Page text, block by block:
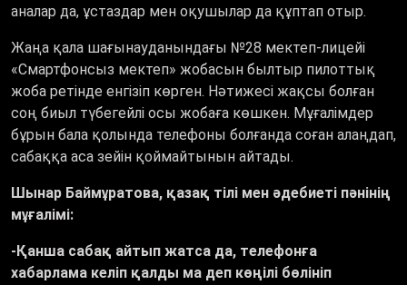
аналар да, ұстаздар мен оқушылар да құптап отыр.
Жаңа қала шағынауданындағы №28 мектеп-лицейі
«Смартфонсыз мектеп» жобасын былтыр пилоттық
жоба ретінде енгізіп көрген. Нәтижесі жақсы болған
соң биыл түбегейлі осы жобаға көшкен. Мұғалімдер
бұрын бала қолында телефоны болғанда соған алаңдап,
сабаққа аса зейін қоймайтынын айтады.
Шынар Баймұратова, қазақ тілі мен әдебиеті пәнінің
мұғалімі:
-Қанша сабақ айтып жатса да, телефонға
хабарлама келіп қалды ма деп көңілі бөлініп